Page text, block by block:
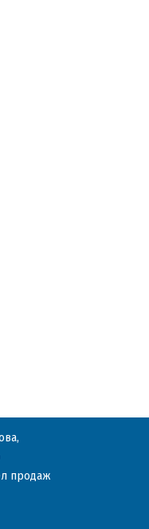
продаж